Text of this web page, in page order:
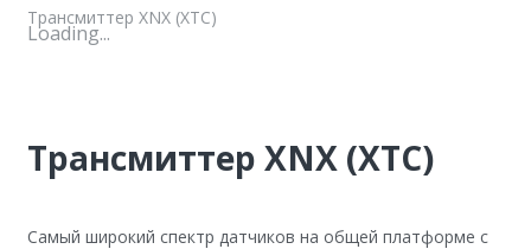
Трансмиттер XNX (XTC)
Loading...
Трансмиттер XNX (XTC)
Самый широкий спектр датчиков на общей платформе с